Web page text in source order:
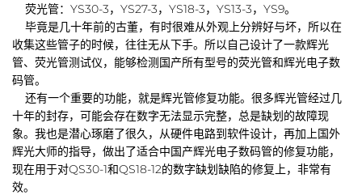
荧光管：YS30-3，YS27-3，YS18-3，YS13-3，YS9。
毕竟是几十年前的古董，有时很难从外观上分辨好与坏，所以在
收集这些管子的时候，往往无从下手。所以自己设计了一款辉光
管、荧光管测试仪，能够检测国产所有型号的荧光管和辉光电子数
码管。
还有一个重要的功能，就是辉光管修复功能。很多辉光管经过几
十年的封存，可能会存在数字无法显示完整，总是缺划的故障现
象。我也是潜心琢磨了很久，从硬件电路到软件设计，再加上国外
辉光大师的指导，做出了适合中国产辉光电子数码管的修复功能，
现在用于对QS30-1和QS18-12的数字缺划缺陷的修复上，非常有
效。